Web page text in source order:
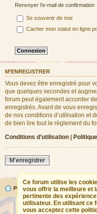
Renvoyer l’e-mail de confirmation
Se souvenir de moi
Cacher mon statut en ligne
M’ENREGISTRER
Vous devez être enregistré pour
que quelques secondes et
forum peut également accorder
enregistrés. Avant de vous
de nos conditions d’utilisation et
de bien lire tout le règlement du
Conditions d’utilisation |
M’enregistrer
Ce forum utilise les
vous offrir la meilleure et
pertinente des
utilisateur. En utilisant ce
vous acceptez cette
Portail Forum